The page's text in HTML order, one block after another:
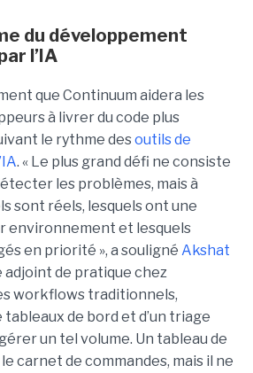
du développement
l’IA
que Continuum aidera les
à livrer du code plus
le rythme desoutils de
. « Le plus grand défi ne consiste
les problèmes, mais à
sont réels, lesquels ont une
environnement et lesquels
en priorité », a souligné Akshat
adjoint de pratique chez
workflows traditionnels,
de bord et d’un triage
un tel volume. Un tableau de
carnet de commandes, mais il ne